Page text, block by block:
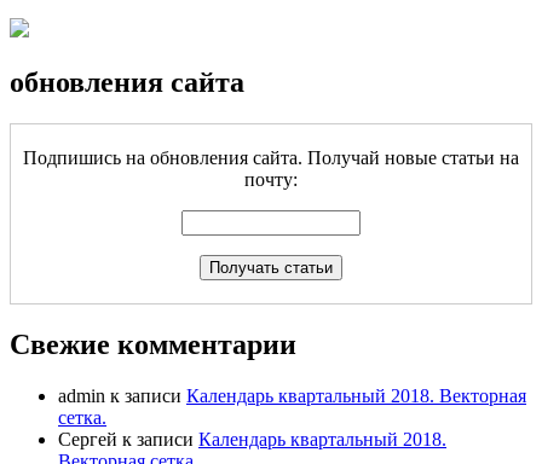
обновления сайта
Подпишись на обновления сайта. Получай новые статьи на
почту:
Свежие комментарии
admin к записи Календарь квартальный 2018. Векторная
сетка.
Сергей к записи Календарь квартальный 2018.